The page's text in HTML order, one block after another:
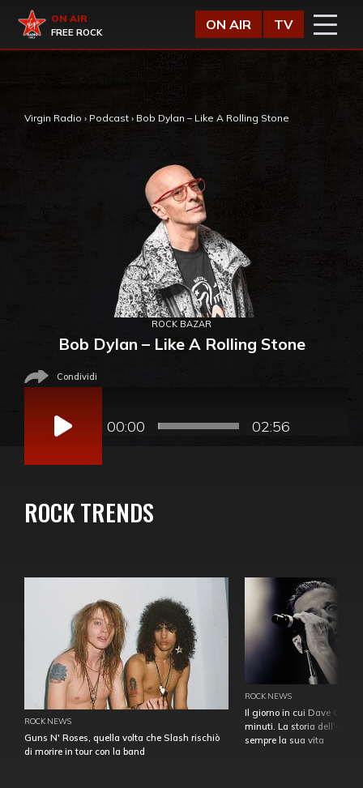
Virgin Radio
ON AIR
FREE ROCK
ON AIR TV
Virgin Radio › Podcast › Bob Dylan – Like A Rolling Stone
ROCK BAZAR
Bob Dylan – Like A Rolling Stone
Condividi
00:00 02:56
ROCK TRENDS
ROCK NEWS
Guns N' Roses, quella volta che Slash rischiò
di morire in tour con la band
ROCK NEWS
Il giorno in cui Dave
minuti. La storia
sempre la sua vita